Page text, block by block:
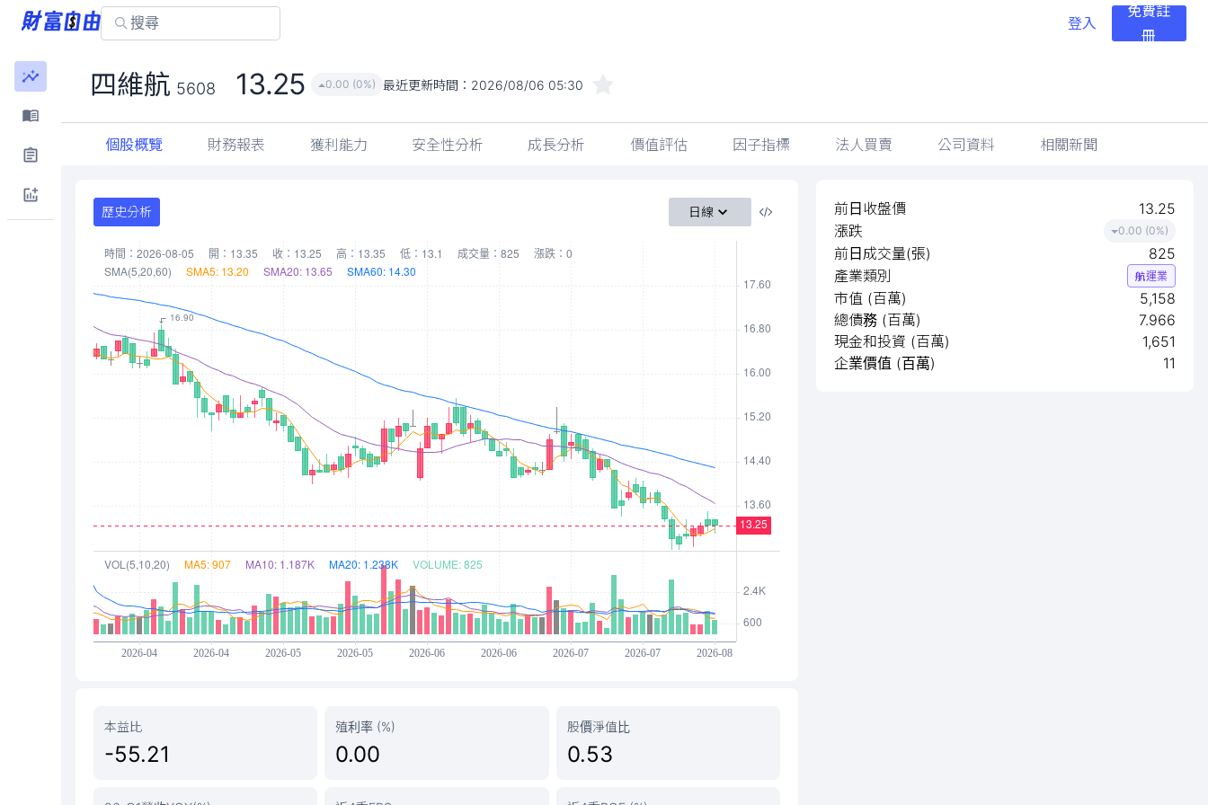
登入
免費註
冊
四維航 5608 13.25 0.00 (0%) 最近更新時間： 2026/08/06 05:30
個股概覽 財務報表 獲利能力 安全性分析 成長分析 價值評估 因子指標 法人買賣 公司資料 相關新聞
歷史分析 日線
本益比
-55.21
殖利率 (%)
0.00
股價淨值比
0.53
前日收盤價
13.25
漲跌
0.00 (0%)
前日成交量(張)
825
產業類別
航運業
市值 (百萬)
5,158
總債務 (百萬)
7.966
現金和投資 (百萬)
1,651
企業價值 (百萬)
11